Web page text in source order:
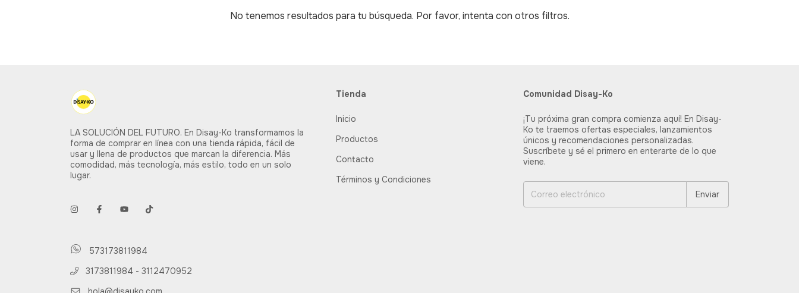
No tenemos resultados para tu búsqueda. Por favor, intenta con otros filtros.
LA SOLUCIÓN DEL FUTURO. En Disay-Ko transformamos la
forma de comprar en línea con una tienda rápida, fácil de
usar y llena de productos que marcan la diferencia. Más
comodidad, más tecnología, más estilo, todo en un solo
lugar.
573173811984
3173811984 - 3112470952
Tienda
Inicio
Productos
Contacto
Términos y Condiciones
Comunidad Disay-Ko
¡Tu próxima gran compra comienza aquí! En Disay-
Ko te traemos ofertas especiales, lanzamientos
únicos y recomendaciones personalizadas.
Suscríbete y sé el primero en enterarte de lo que
viene.